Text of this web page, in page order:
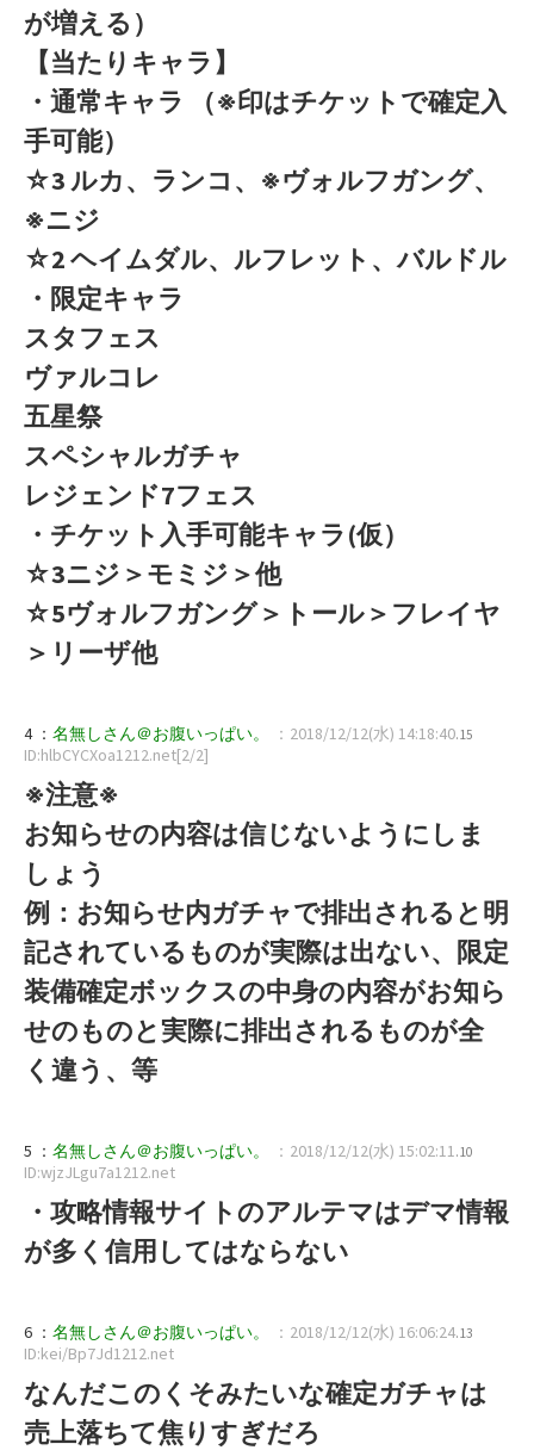
が増える）
【当たりキャラ】
・通常キャラ （※印はチケットで確定入
手可能）
☆3 ルカ、ランコ、※ヴォルフガング、
※ニジ
☆2 ヘイムダル、ルフレット、バルドル
・限定キャラ
スタフェス
ヴァルコレ
五星祭
スペシャルガチャ
レジェンド7フェス
・チケット入手可能キャラ(仮）
☆3ニジ＞モミジ＞他
☆5ヴォルフガング＞トール＞フレイヤ
＞リーザ他
4 ： 名無しさん＠お腹いっぱい。 ：2018/12/12(水) 14:18:40.15
ID:hlbCYCXoa1212.net[2/2]
※注意※
お知らせの内容は信じないようにしま
しょう
例：お知らせ内ガチャで排出されると明
記されているものが実際は出ない、限定
装備確定ボックスの中身の内容がお知ら
せのものと実際に排出されるものが全
く違う、等
5 ： 名無しさん＠お腹いっぱい。 ：2018/12/12(水) 15:02:11 .10
ID:wjzJLgu7a1212.net
・攻略情報サイトのアルテマはデマ情報
が多く信用してはならない
6 ： 名無しさん＠お腹いっぱい。 ：2018/12/12(水) 16:06:24.13
ID:kei/Bp7Jd1212.net
なんだこのくそみたいな確定ガチャは
売上落ちて焦りすぎだろ